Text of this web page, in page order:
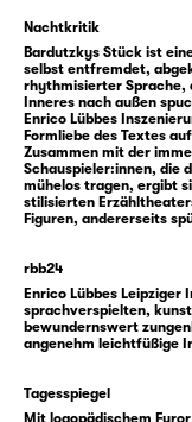
Raphaela
Geschichte
Fritz“ sehr
Weise: „Fri“
Personal ihres
der
drei auch alle
„Fischer Fritz“
Sprachtheater.
zwischen den
Sprachen und
Figuren
die Gedanken
können (oder
Nachtkritik
Bardutzkys Stück ist
selbst entfremdet,
rhythmisierter Sprache,
Inneres nach außen
Enrico Lübbes
Formliebe des Textes
Zusammen mit der
Schauspieler:innen, die
mühelos tragen, ergibt
stilisierten
Figuren, andererseits
rbb24
Enrico Lübbes Leipziger
sprachverspielten,
bewundernswert
angenehm leichtfüßige
Tagesspiegel
Mit logopädischem